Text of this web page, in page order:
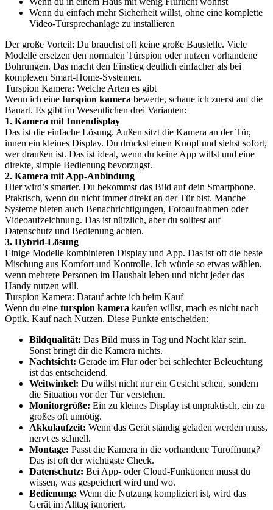
Wenn du einfach mehr Sicherheit willst, ohne eine komplette
Video-Türsprechanlage zu installieren
Der große Vorteil: Du brauchst oft keine große Baustelle. Viele
Modelle ersetzen den normalen Türspion oder nutzen vorhandene
Bohrungen. Das macht den Einstieg deutlich einfacher als bei
komplexen Smart-Home-Systemen.
Turspion Kamera: Welche Arten es gibt
Wenn ich eine turspion kamera bewerte, schaue ich zuerst auf die
Bauart. Es gibt im Wesentlichen drei Varianten:
1. Kamera mit Innendisplay
Das ist die einfache Lösung. Außen sitzt die Kamera an der Tür,
innen ein kleines Display. Du drückst einen Knopf und siehst sofort,
wer draußen ist. Das ist ideal, wenn du keine App willst und eine
direkte, simple Bedienung bevorzugst.
2. Kamera mit App-Anbindung
Hier wird’s smarter. Du bekommst das Bild auf dein Smartphone.
Praktisch, wenn du nicht immer direkt an der Tür bist. Manche
Systeme bieten auch Benachrichtigungen, Fotoaufnahmen oder
Videoaufzeichnung. Das ist nützlich, aber du solltest auf
Datenschutz und Bedienung achten.
3. Hybrid-Lösung
Einige Modelle kombinieren Display und App. Das ist oft die beste
Mischung aus Komfort und Kontrolle. Ich würde so etwas wählen,
wenn mehrere Personen im Haushalt leben und nicht jeder das
Handy nutzen will.
Turspion Kamera: Darauf achte ich beim Kauf
Wenn du eine turspion kamera kaufen willst, mach es nicht nach
Optik. Kauf nach Nutzen. Diese Punkte entscheiden:
Bildqualität: Das Bild muss in Tag und Nacht klar sein.
Sonst bringt dir die Kamera nichts.
Nachtsicht: Gerade im Flur oder bei schlechter Beleuchtung
ist das entscheidend.
Weitwinkel: Du willst nicht nur ein Gesicht sehen, sondern
die Situation vor der Tür verstehen.
Monitorgröße: Ein zu kleines Display ist unpraktisch, ein zu
großes oft unnötig.
Akkulaufzeit: Wenn das Gerät ständig geladen werden muss,
nervt es schnell.
Montage: Passt die Kamera in die vorhandene Türöffnung?
Das ist oft der wichtigste Check.
Datenschutz: Bei App- oder Cloud-Funktionen musst du
wissen, was gespeichert wird und wo.
Bedienung: Wenn die Nutzung kompliziert ist, wird das
Gerät im Alltag ignoriert.